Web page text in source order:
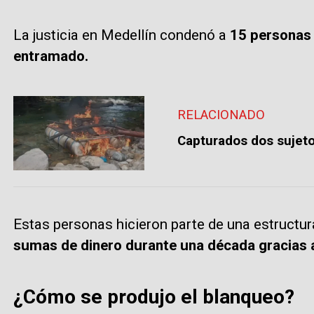
La justicia en Medellín condenó a 15
entramado.
RELACIONADO
Capturados dos
Estas personas hicieron parte de una
sumas de dinero durante una década gracias
¿Cómo se produjo el blanqueo?